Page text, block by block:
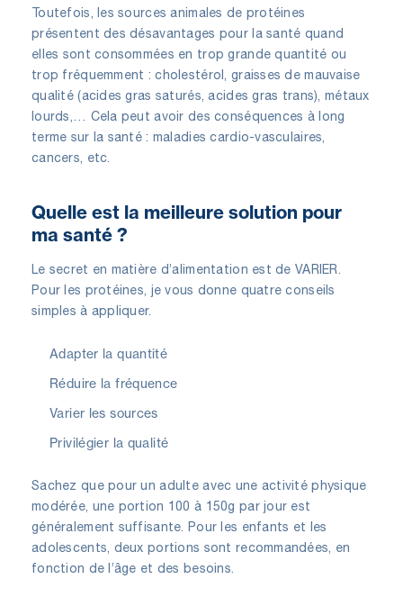
Toutefois, les sources animales de protéines
présentent des désavantages pour la santé quand
elles sont consommées en trop grande quantité ou
trop fréquemment : cholestérol, graisses de mauvaise
qualité (acides gras saturés, acides gras trans), métaux
lourds,… Cela peut avoir des conséquences à long
terme sur la santé : maladies cardio-vasculaires,
cancers, etc.
Quelle est la meilleure solution pour
ma santé ?
Le secret en matière d’alimentation est de VARIER.
Pour les protéines, je vous donne quatre conseils
simples à appliquer.
Adapter la quantité
Réduire la fréquence
Varier les sources
Privilégier la qualité
Sachez que pour un adulte avec une activité physique
modérée, une portion 100 à 150g par jour est
généralement suffisante. Pour les enfants et les
adolescents, deux portions sont recommandées, en
fonction de l’âge et des besoins.